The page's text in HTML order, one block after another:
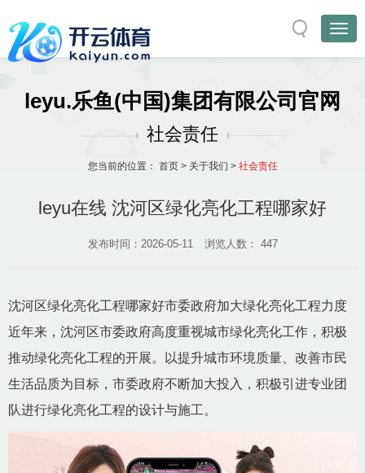
leyu.乐鱼(中国)集团有限公司官网
社会责任
您当前的位置： 首页> 关于我们 > 社会责任
leyu在线 沈河区绿化亮化工程哪家好
发布时间：2026-05-11 浏览人数： 447
沈河区绿化亮化工程哪家好市委政府加大绿化亮化工程力度
近年来，沈河区市委政府高度重视城市绿化亮化工作，积极
推动绿化亮化工程的开展。以提升城市环境质量、改善市民
生活品质为目标，市委政府不断加大投入，积极引进专业团
队进行绿化亮化工程的设计与施工。